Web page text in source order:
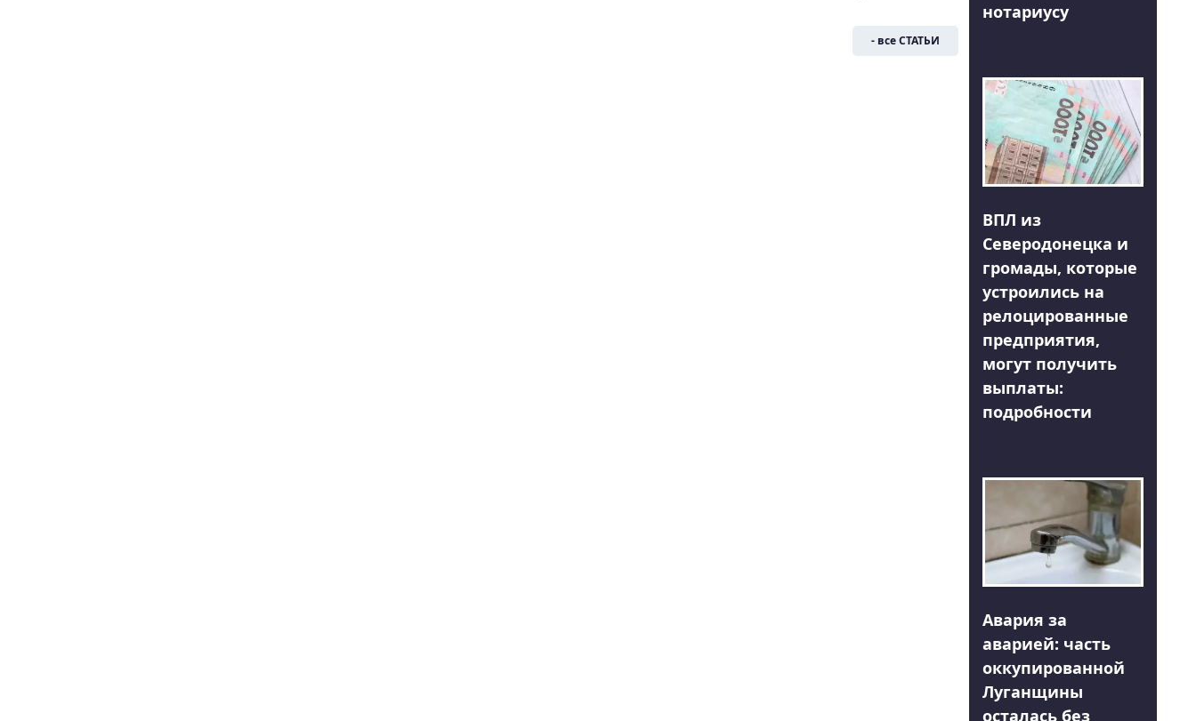
- все СТАТЬИ
нотариусу
ВПЛ из
Северодонецка и
громады, которые
устроились на
релоцированные
предприятия,
могут получить
выплаты:
подробности
Авария за
аварией: часть
оккупированной
Луганщины
осталась без